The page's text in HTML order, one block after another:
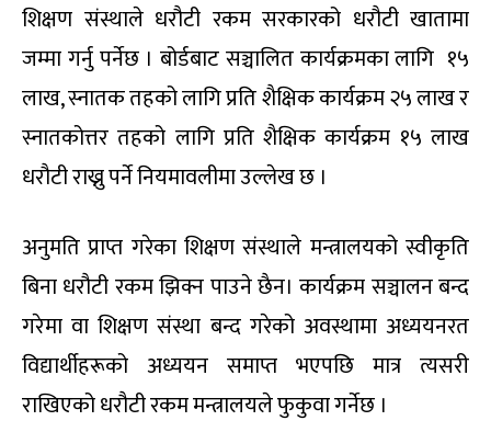
शिक्षण संस्थाले धरौटी रकम सरकारको धरौटी खातामा
जम्मा गर्नु पर्नेछ । बोर्डबाट सञ्चालित कार्यक्रमका लागि १५
लाख, स्नातक तहको लागि प्रति शैक्षिक कार्यक्रम २५ लाख र
स्नातकोत्तर तहको लागि प्रति शैक्षिक कार्यक्रम १५ लाख
धरौटी राख्नु पर्ने नियमावलीमा उल्लेख छ ।
अनुमति प्राप्त गरेका शिक्षण संस्थाले मन्त्रालयको स्वीकृति
बिना धरौटी रकम झिक्न पाउने छैन। कार्यक्रम सञ्चालन बन्द
गरेमा वा शिक्षण संस्था बन्द गरेको अवस्थामा अध्ययनरत
विद्यार्थीहरूको अध्ययन समाप्त भएपछि मात्र त्यसरी
राखिएको धरौटी रकम मन्त्रालयले फुकुवा गर्नेछ ।